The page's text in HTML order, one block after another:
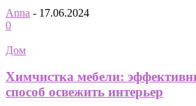
Anna - 17.06.2024
0
Дом
Химчистка мебели:
способ освежить интерьер